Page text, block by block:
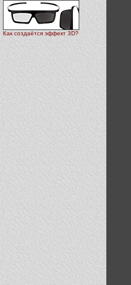
Как создаётся эффект 3D?